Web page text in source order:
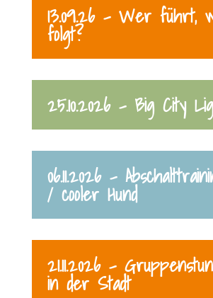
13.09.26 - Wer führt,
folgt?
25.10.2026 - Big City
06.11.2026 -
/ cooler Hund
21.11.2026 -
in der Stadt